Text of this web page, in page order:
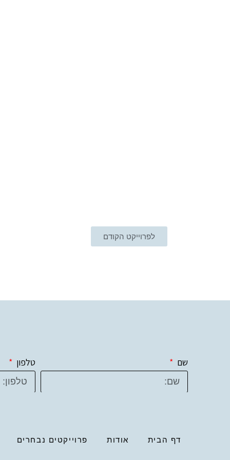
לפרוייקט הקודם
שם טלפון
דף הבית אודות פרוייקטים נבחרים